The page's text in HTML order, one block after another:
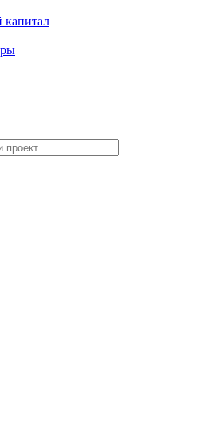
капитал